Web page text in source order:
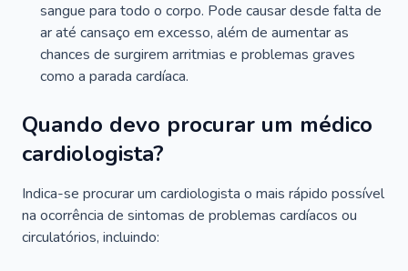
sangue para todo o corpo. Pode causar desde falta de
ar até cansaço em excesso, além de aumentar as
chances de surgirem arritmias e problemas graves
como a parada cardíaca.
Quando devo procurar um médico
cardiologista?
Indica-se procurar um cardiologista o mais rápido possível
na ocorrência de sintomas de problemas cardíacos ou
circulatórios, incluindo: